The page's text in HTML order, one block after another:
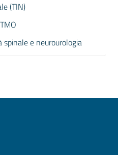
(TIN)
e neurourologia